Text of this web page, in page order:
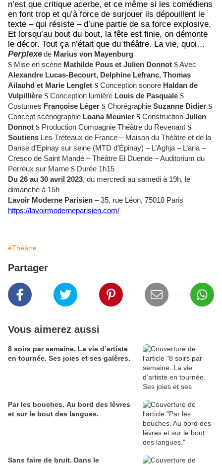
n’est que critique acerbe, et ce même si les comédiens
en font trop et qu’à force de surjouer ils dépouillent le
texte – qui résiste – d’une partie de sa force explosive.
Et lorsqu’au bout du bout, la fête est finie, on démonte
le décor. Tout ça n’était que du théâtre. La vie, quoi…
Perplexede Marius von Mayenburg
S Mise en scène Mathilde Pous et Julien Donnot SAvec
Alexandre Lucas-Becourt, Delphine Lefranc, Thomas
Ailauhd et Marie Lenglet S Conception sonore Haldan de
Vulpillière S Conception lumière Louis de Pasquale S
Costumes Françoise Léger S Chorégraphie Suzanne Didier S
Concept scénographie Loana Meunier S Construction Julien
Donnot S Production Compagnie Théâtre du Revenant S
Soutiens Les Tréteaux de France – Maison du Théâtre et de la
Danse d’Epinay sur seine (MTD d’Épinay) – L’Aghja – L’aria –
Cresco de Saint Mandé – Théâtre El Duende – Auditorium du
Perreux sur Marne S Durée 1h15
Du 26 au 30 avril 2023, du mercredi au samedi à 19h, le
dimanche à 15h
Lavoir Moderne Parisien – 35, rue Léon, 75018 Paris
https://lavoirmoderneparisien.com/
#Théâtre
Partager
Vous aimerez aussi
8 soirs par semaine. La vie d’artiste
en tournée. Ses joies et ses galères.
Par les bouches. Au bord des lèvres
et sur le bout des langues.
Sans faire de bruit. Dans le